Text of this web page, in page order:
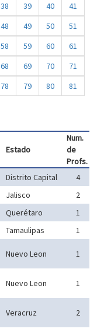
38 39 40
41
48 49 50
51
58 59 60
61
68 69 70
71
78 79 80
81
Estado
Num.
de
Profs.
Distrito Capital
4
Jalisco
2
Querétaro
1
Tamaulipas
1
Nuevo Leon
1
Nuevo Leon
1
Veracruz
2